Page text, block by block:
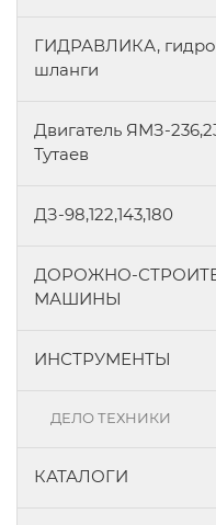
ГИДРАВЛИКА,
шланги
Двигатель ЯМЗ-
Тутаев
ДЗ-98,122,143,180
ДОРОЖНО-
МАШИНЫ
ИНСТРУМЕНТЫ
ДЕЛО ТЕХНИКИ
КАТАЛОГИ